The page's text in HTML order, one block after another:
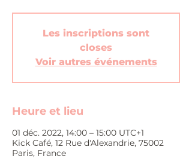
Les inscriptions sont
closes
Voir autres événements
Heure et lieu
01 déc. 2022, 14:00 – 15:00 UTC+1
Kick Café, 12 Rue d'Alexandrie, 75002
Paris, France